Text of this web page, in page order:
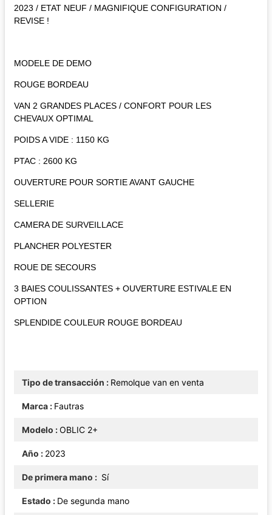
2023 / ETAT NEUF / MAGNIFIQUE CONFIGURATION /
REVISE !
MODELE DE DEMO
ROUGE BORDEAU
VAN 2 GRANDES PLACES / CONFORT POUR LES
CHEVAUX OPTIMAL
POIDS A VIDE : 1150 KG
PTAC : 2600 KG
OUVERTURE POUR SORTIE AVANT GAUCHE
SELLERIE
CAMERA DE SURVEILLACE
PLANCHER POLYESTER
ROUE DE SECOURS
3 BAIES COULISSANTES + OUVERTURE ESTIVALE EN
OPTION
SPLENDIDE COULEUR ROUGE BORDEAU
Tipo de transacción Remolque van en venta
Marca Fautras
Modelo OBLIC 2+
Año 2023
De primera mano Sí
Estado De segunda mano